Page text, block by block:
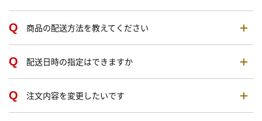
商品の配送方法を教えてください
配送日時の指定はできますか
注文内容を変更したいです